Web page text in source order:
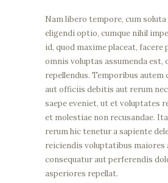
Nam libero tempore, cum
eligendi optio, cumque nihil
id, quod maxime placeat, facere
omnis voluptas assumenda est,
repellendus. Temporibus autem
aut officiis debitis aut rerum
saepe eveniet, ut et voluptates
et molestiae non recusandae.
rerum hic tenetur a sapiente
reiciendis voluptatibus maiores
consequatur aut perferendis
asperiores repellat.